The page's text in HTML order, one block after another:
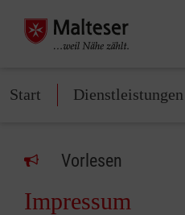
Start Dienstleistungen
Vorlesen
Impressum